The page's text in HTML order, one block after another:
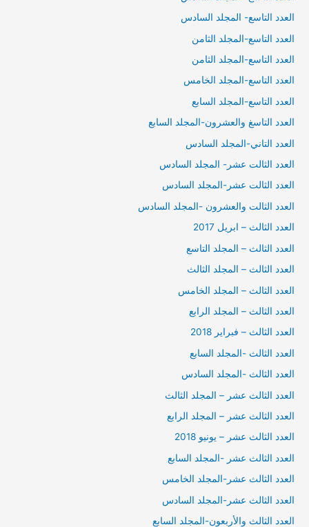
العدد التاسع- المجلد السادس
العدد التاسع-المجلد الثامن
العدد التاسع-المجلد الثامن
العدد التاسع-المجلد الخامس
العدد التاسع-المجلد السابع
العدد التاسغ والعشرون-المجلد السابع
العدد التاني-المجلد السادس
العدد الثالت عشر- المجلد السادس
العدد الثالت عشر-المجلد السادس
العدد الثالت والعشرون -المجلد السادس
العدد الثالث – ابريل 2017
العدد الثالث – المجلد التاسع
العدد الثالث – المجلد الثالث
العدد الثالث – المجلد الخامس
العدد الثالث – المجلد الرابع
العدد الثالث – فبراير 2018
العدد الثالث -المجلد السابع
العدد الثالث -المجلد السادس
العدد الثالث عشر – المجلد الثالث
العدد الثالث عشر – المجلد الرابع
العدد الثالث عشر – يونيو 2018
العدد الثالث عشر -المجلد السابع
العدد الثالث عشر-المجلد الخامس
العدد الثالث عشر-المجلد السادس
العدد الثالث والأربعون-المجلد السابع